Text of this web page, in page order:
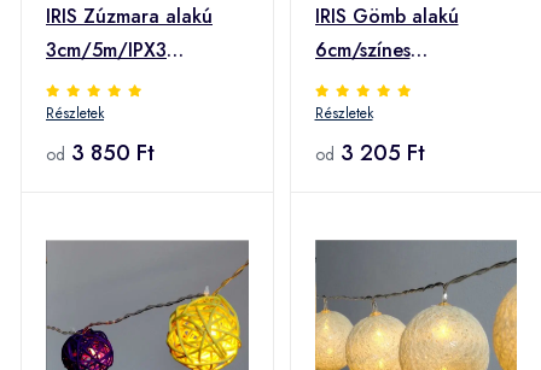
IRIS Zúzmara alakú
3cm/5m/IPX3
szabványos/meleg
fehér/20db LED-
es/napelemes
Részletek
od 3 850 Ft
IRIS Gömb alakú
6cm/színes
fonott/3m/kék-v.kék-
fehér/20db LED-
es/USB-s
Részletek
od 3 205 Ft